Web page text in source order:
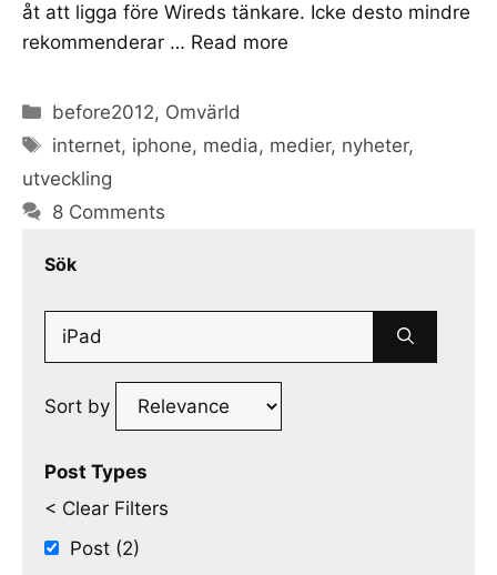
åt att ligga före Wireds tänkare. Icke desto mindre
rekommenderar … Read more
Categories
before2012, Omvärld
Tags
internet, iphone, media, medier, nyheter,
utveckling
8 Comments
Sök
Search
Sort by
Post Types
< Clear Filters
Post (2)